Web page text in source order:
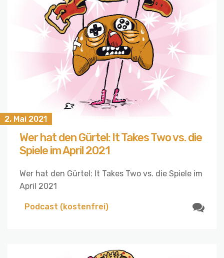
2. Mai 2021
Wer hat den Gürtel: It Takes Two vs. die
Spiele im April 2021
Wer hat den Gürtel: It Takes Two vs. die Spiele im
April 2021
Podcast (kostenfrei)